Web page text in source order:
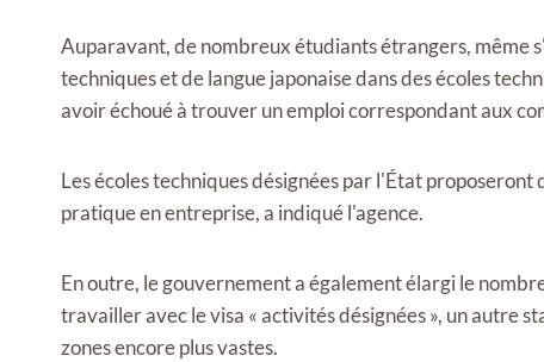
Auparavant, de nombreux étudiants étrangers, même
techniques et de langue japonaise dans des écoles
avoir échoué à trouver un emploi correspondant aux
Les écoles techniques désignées par l'État
pratique en entreprise, a indiqué l'agence.
En outre, le gouvernement a également élargi le
travailler avec le visa « activités désignées », un autre
zones encore plus vastes.